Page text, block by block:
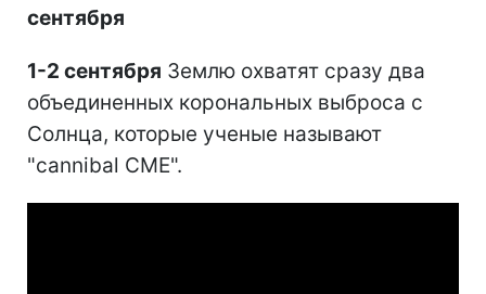
сентября
1-2 сентября Землю охватят сразу два
объединенных корональных выброса с
Солнца, которые ученые называют
"cannibal CME".